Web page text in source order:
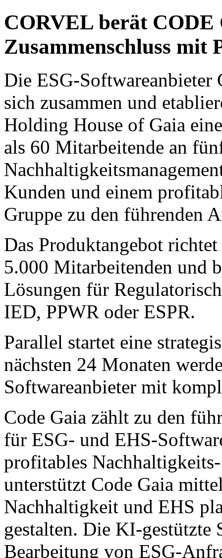
CORVEL berät CODE
Zusammenschluss mit
Die ESG-Softwareanbieter
sich zusammen und
Holding House of Gaia
als 60 Mitarbeitende an
Kunden und einem
Gruppe zu den führenden
Das Produktangebot
5.000 Mitarbeitenden und
Lösungen für
IED, PPWR oder ESPR.
Parallel startet eine
nächsten 24 Monaten
Softwareanbieter mit
Code Gaia zählt zu den
für ESG- und EHS-
profitables
unterstützt Code Gaia
Nachhaltigkeit und EHS
gestalten. Die KI-gestützte
Bearbeitung von ESG-